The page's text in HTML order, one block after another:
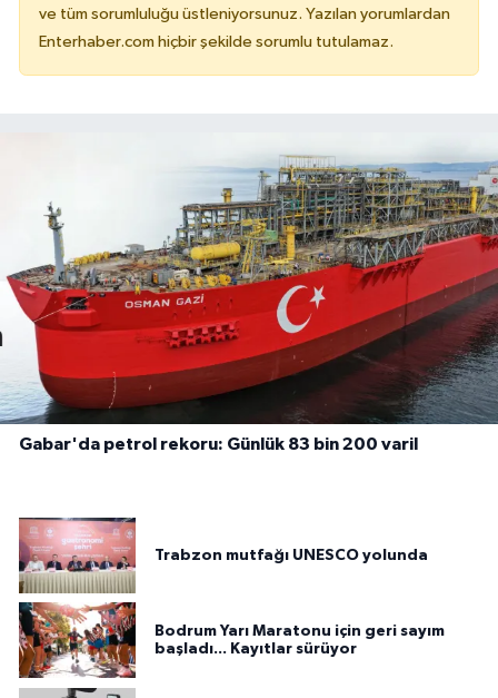
ve tüm sorumluluğu üstleniyorsunuz. Yazılan yorumlardan
Enterhaber.com hiçbir şekilde sorumlu tutulamaz.
Gabar'da petrol rekoru: Günlük 83 bin 200 varil
Trabzon mutfağı UNESCO yolunda
Bodrum Yarı Maratonu için geri sayım
başladı... Kayıtlar sürüyor